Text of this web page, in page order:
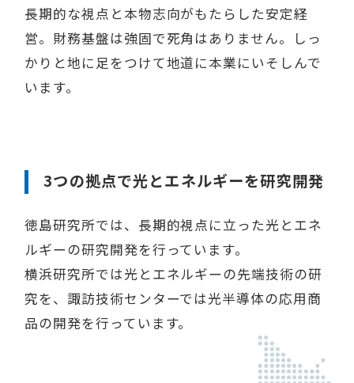
長期的な視点と本物志向がもたらした安定経
営。財務基盤は強固で死角はありません。しっ
かりと地に足をつけて地道に本業にいそしんで
います。
3つの拠点で光とエネルギーを研究開発
徳島研究所では、長期的視点に立った光とエネ
ルギーの研究開発を行っています。
横浜研究所では光とエネルギーの先端技術の研
究を、諏訪技術センターでは光半導体の応用商
品の開発を行っています。